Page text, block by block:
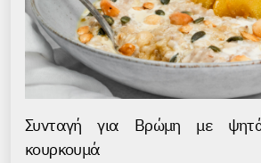
Συνταγή για Βρώμη με
κουρκουμά